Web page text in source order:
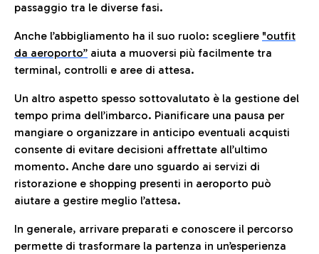
passaggio tra le diverse fasi.
Anche l’abbigliamento ha il suo ruolo: scegliere "outfit
da aeroporto” aiuta a muoversi più facilmente tra
terminal, controlli e aree di attesa.
Un altro aspetto spesso sottovalutato è la gestione del
tempo prima dell’imbarco. Pianificare una pausa per
mangiare o organizzare in anticipo eventuali acquisti
consente di evitare decisioni affrettate all’ultimo
momento. Anche dare uno sguardo ai servizi di
ristorazione e shopping presenti in aeroporto può
aiutare a gestire meglio l’attesa.
In generale, arrivare preparati e conoscere il percorso
permette di trasformare la partenza in un’esperienza